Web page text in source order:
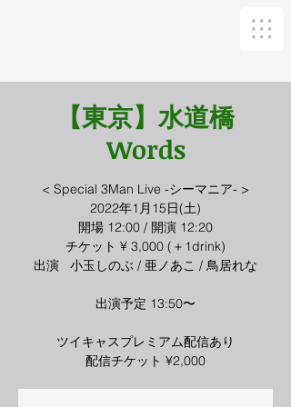
【東京】水道橋
Words
< Special 3Man Live -シーマニア- >
2022年1月15日(土)
開場 12:00 / 開演 12:20
チケット ¥ 3,000 (＋1drink)
出演 小玉しのぶ / 亜ノあこ / 鳥居れな
出演予定 13:50〜
ツイキャスプレミアム配信あり
配信チケット ¥2,000